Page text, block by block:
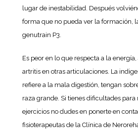
lugar de inestabilidad. Después
forma que no pueda ver la formación,
genutrain P3.
Es peor en lo que respecta a la
artritis en otras articulaciones. La
refiere a la mala digestión, tengan
raza grande. Si tienes dificultades para
ejercicios no dudes en ponerte en
fisioterapeutas de la Clínica de